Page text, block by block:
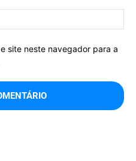
site neste navegador para a